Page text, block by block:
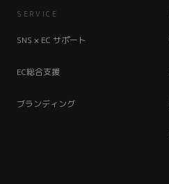
SERVICE
SNS × EC サポート
EC総合支援
ブランディング